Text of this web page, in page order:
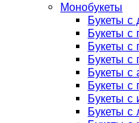
Монобукеты
Букеты с
Букеты с
Букеты с
Букеты с
Букеты с
Букеты с
Букеты с
Букеты с